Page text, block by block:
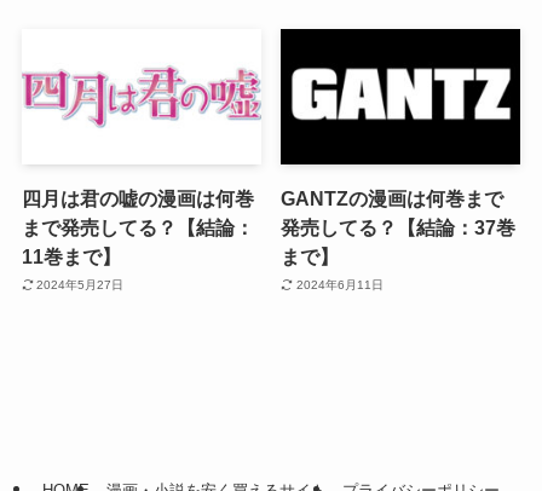
四月は君の嘘の漫画は何巻
まで発売してる？【結論：
11巻まで】
2024年5月27日
GANTZの漫画は何巻まで
発売してる？【結論：37巻
まで】
2024年6月11日